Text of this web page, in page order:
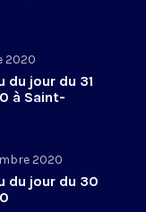
2020
du jour du 31
à Saint-
2020
du jour du 30